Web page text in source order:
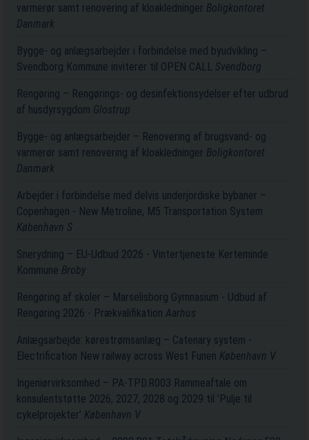
varmerør samt renovering af kloakledninger Boligkontoret
Danmark
Bygge- og anlægsarbejder i forbindelse med byudvikling –
Svendborg Kommune inviterer til OPEN CALL Svendborg
Rengøring – Rengørings- og desinfektionsydelser efter udbrud
af husdyrsygdom Glostrup
Bygge- og anlægsarbejder – Renovering af brugsvand- og
varmerør samt renovering af kloakledninger Boligkontoret
Danmark
Arbejder i forbindelse med delvis underjordiske bybaner –
Copenhagen - New Metroline, M5 Transportation System
København S
Snerydning – EU-Udbud 2026 - Vintertjeneste Kerteminde
Kommune Broby
Rengøring af skoler – Marselisborg Gymnasium - Udbud af
Rengøring 2026 - PrækvalifikationAarhus
Anlægsarbejde: kørestrømsanlæg – Catenary system -
Electrification New railway across West Funen København V
Ingeniørvirksomhed – PA-TPD.R003 Rammeaftale om
konsulentstøtte 2026, 2027, 2028 og 2029 til ’Pulje til
cykelprojekter’ København V